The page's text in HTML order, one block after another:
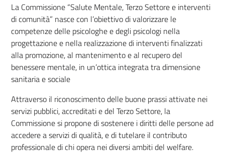
La Commissione “Salute Mentale, Terzo Settore e interventi
di comunità” nasce con l’obiettivo di valorizzare le
competenze delle psicologhe e degli psicologi nella
progettazione e nella realizzazione di interventi finalizzati
alla promozione, al mantenimento e al recupero del
benessere mentale, in un’ottica integrata tra dimensione
sanitaria e sociale
Attraverso il riconoscimento delle buone prassi attivate nei
servizi pubblici, accreditati e del Terzo Settore, la
Commissione si propone di sostenere i diritti delle persone ad
accedere a servizi di qualità, e di tutelare il contributo
professionale di chi opera nei diversi ambiti del welfare.